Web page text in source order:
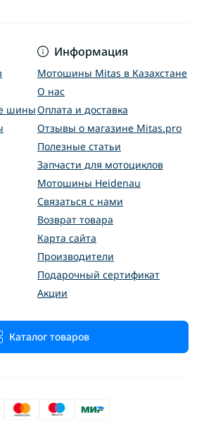
шины
Информация
Мотошины Mitas в Казахстане
О нас
Оплата и доставка
Отзывы о магазине Mitas.pro
Полезные статьи
Запчасти для мотоциклов
Мотошины Heidenau
Связаться с нами
Возврат товара
Карта сайта
Производители
Подарочный сертификат
Акции
Каталог товаров